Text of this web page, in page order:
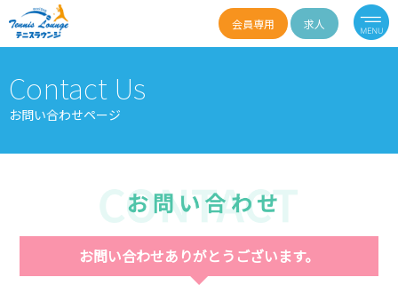
会員専用 求人
Contact Us
お問い合わせページ
お問い合わせありがとうございます。